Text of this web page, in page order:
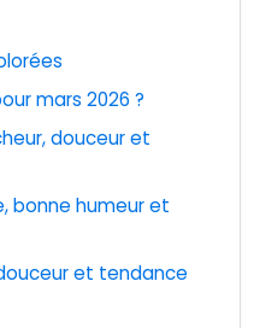
mars 2026 ?
douceur et
bonne humeur et
et tendance